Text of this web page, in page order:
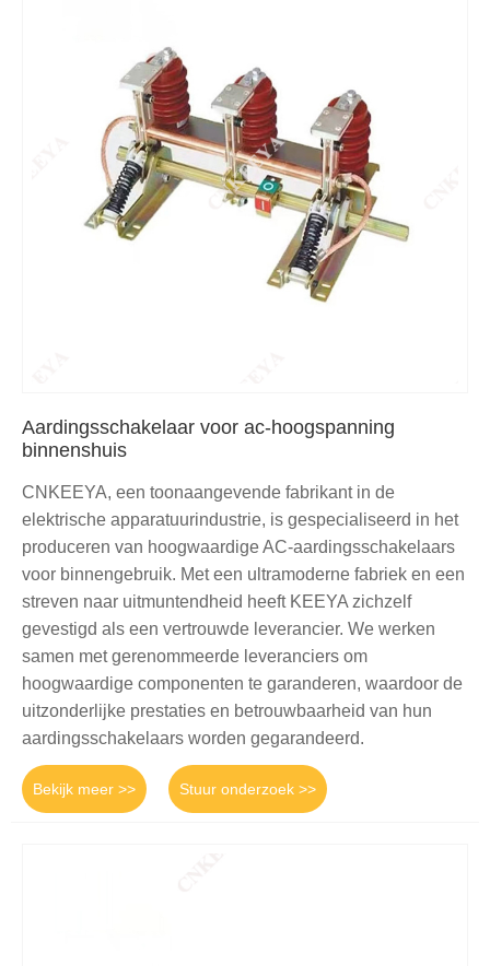
Aardingsschakelaar voor ac-hoogspanning
binnenshuis
CNKEEYA, een toonaangevende fabrikant in de
elektrische apparatuurindustrie, is gespecialiseerd in het
produceren van hoogwaardige AC-aardingsschakelaars
voor binnengebruik. Met een ultramoderne fabriek en een
streven naar uitmuntendheid heeft KEEYA zichzelf
gevestigd als een vertrouwde leverancier. We werken
samen met gerenommeerde leveranciers om
hoogwaardige componenten te garanderen, waardoor de
uitzonderlijke prestaties en betrouwbaarheid van hun
aardingsschakelaars worden gegarandeerd.
Bekijk meer >> Stuur onderzoek >>